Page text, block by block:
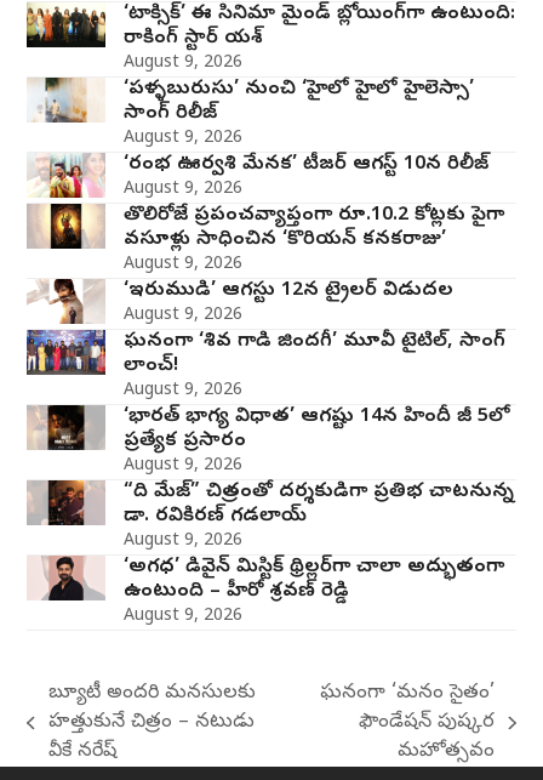
‘టాక్సిక్’ ఈ సినిమా మైండ్ బ్లోయింగ్‌గా ఉంటుంది:
రాకింగ్ స్టార్ యశ్
August 9, 2026
‘పళ్ళబురుసు’ నుంచి ‘హైలో హైలో హైలెస్సా’
సాంగ్ రిలీజ్
August 9, 2026
‘రంభ ఊర్వశి మేనక’ టీజర్ ఆగస్ట్ 10న రిలీజ్
August 9, 2026
తొలిరోజే ప్రపంచవ్యాప్తంగా రూ.10.2 కోట్లకు పైగా
వసూళ్లు సాధించిన ‘కొరియన్ కనకరాజు’
August 9, 2026
‘ఇరుముడి’ ఆగస్టు 12న ట్రైలర్ విడుదల
August 9, 2026
ఘనంగా ‘శివ గాడి జింద‌గీ’ మూవీ టైటిల్, సాంగ్
లాంచ్!
August 9, 2026
‘భారత్ భాగ్య విధాత’ ఆగష్టు 14న హిందీ జీ 5లో
ప్రత్యేక ప్రసారం
August 9, 2026
“ది మేజ్” చిత్రంతో దర్శకుడిగా ప్రతిభ చాటనున్న
డా. రవికిరణ్ గడలాయ్
August 9, 2026
‘అగధ’ డివైన్ మిస్టిక్ థ్రిల్లర్‌గా చాలా అద్భుతంగా
ఉంటుంది – హీరో శ్రవణ్ రెడ్డి
August 9, 2026
previous
post:
బ్యూటీ అందరి మనసులకు
హత్తుకునే చిత్రం – నటుడు
వీకే నరేష్
post:
ఘనంగా ‘మనం సైతం’
ఫౌండేషన్ పుష్కర
మహోత్సవం